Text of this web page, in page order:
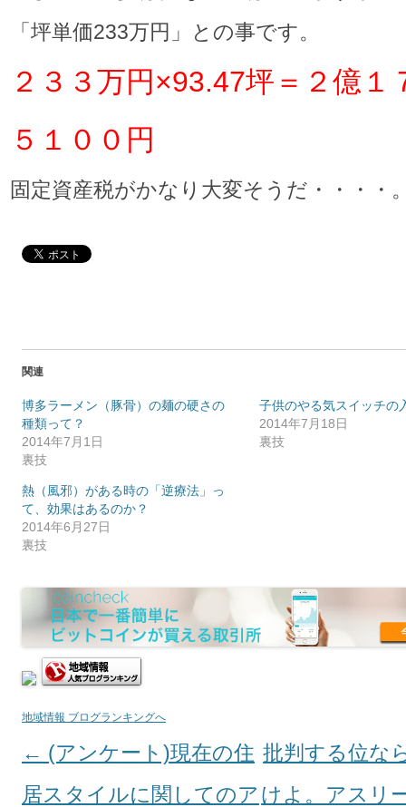
「坪単価233万円」との事です。
２３３万円×93.47坪＝２億１
５１００円
固定資産税がかなり大変そうだ・・・・
関連
博多ラーメン（豚骨）の麺の硬さの
種類って？
2014年7月1日
裏技
子供のやる気スイッチの
2014年7月18日
裏技
熱（風邪）がある時の「逆療法」っ
て、効果はあるのか？
2014年6月27日
裏技
地域情報 ブログランキングへ
Post navigation
← (アンケート)現在の住
居スタイルに関してのア
批判する位な
けよ。アスリ